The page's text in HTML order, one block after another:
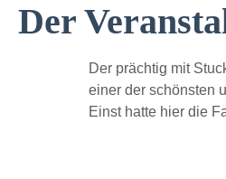
Der
Der prächtig mit
einer der schönsten
Einst hatte hier die